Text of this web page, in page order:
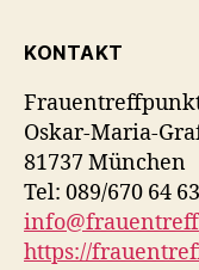
KONTAKT
Oskar-Maria-
81737 München
Tel: 089/670 64 63
https://